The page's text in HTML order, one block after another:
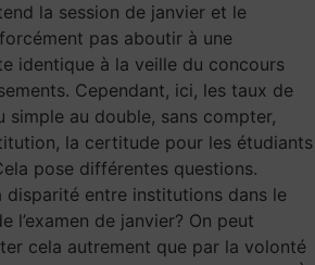
la session de janvier et le
pas aboutir à une
identique à la veille du concours
Cependant, ici, les taux de
au double, sans compter,
la certitude pour les étudiants
pose différentes questions.
disparité entre institutions dans le
l’examen de janvier? On peut
cela autrement que par la volonté